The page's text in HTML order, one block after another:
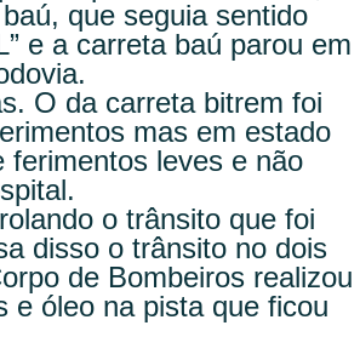
que seguia sentido
e a carreta baú parou em
O da carreta bitrem foi
mas em estado
leves e não
o trânsito que foi
disso o trânsito no dois
de Bombeiros realizou
e óleo na pista que ficou